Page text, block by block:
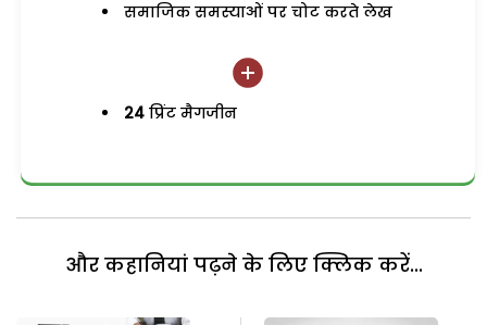
समाजिक समस्याओं पर चोट करते लेख
24 प्रिंट मैगजीन
और कहानियां पढ़ने के लिए क्लिक करें...